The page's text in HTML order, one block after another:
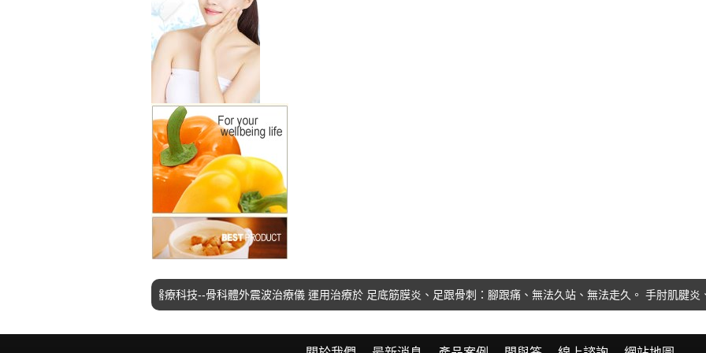
治療，本院引進最新醫療科技--骨科體外震波治療儀 運用治療於 足底筋膜炎、足跟骨刺：腳跟痛、無法久站、無法走久。 手肘肌腱炎、